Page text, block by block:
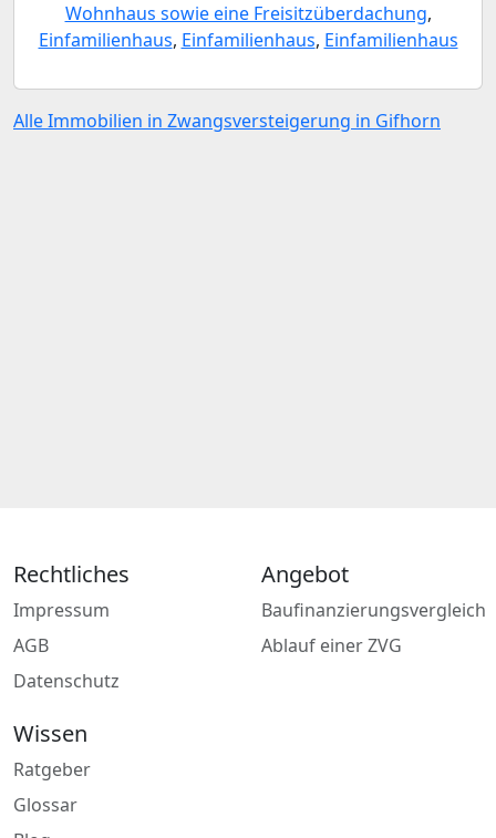
Wohnhaus sowie eine Freisitzüberdachung,
Einfamilienhaus, Einfamilienhaus, Einfamilienhaus
Alle Immobilien in Zwangsversteigerung in Gifhorn
Rechtliches
Impressum
AGB
Datenschutz
Angebot
Baufinanzierungsvergleich
Ablauf einer ZVG
Wissen
Ratgeber
Glossar